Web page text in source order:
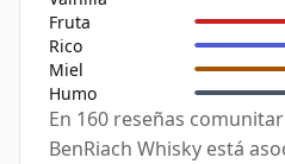
Fruta
Rico
Miel
Humo
En 160 reseñas
BenRiach Whisky está